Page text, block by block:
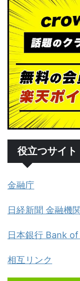
役立つサイト
金融庁
日経新聞 金融機
日本銀行 Bank
相互リンク